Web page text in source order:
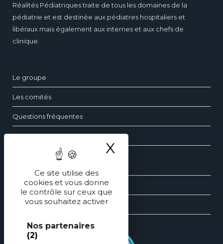
Ce site utilise des
cookies et vous donne
le contrôle sur ceux que
vous souhaitez activer
Nos partenaires
(2)
X Masquer le
Réalités Pédiatriques traite de tous les domaines de la
pédiatrie et est destinée aux pédiatres hospitaliers et
libéraux mais également aux internes et aux chefs de
clinique.
Le groupe
Les comités
Questions fréquentes
Contact
Les revues générales de pédiatrie
Les éditions spéciales de pédiatrie